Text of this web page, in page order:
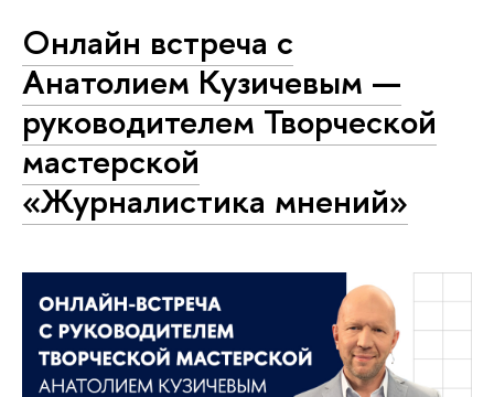
Онлайн встреча с
Анатолием Кузичевым —
руководителем Творческой
мастерской
«Журналистика мнений»